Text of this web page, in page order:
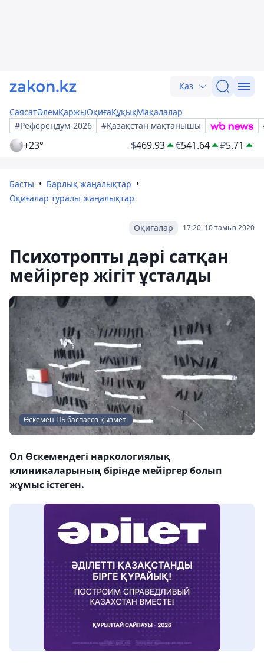
Қаз
СаясатӘлемҚаржыОқиғаҚұқықМақалалар
#Референдум-2026
#Қазақстан мақтанышы
+23° $469.93 €541.64 ₽5.71
Басты
Барлық жаңалықтар
Оқиғалар туралы жаңалықтар
17:20, 10 тамыз 2020
Оқиғалар
Психотропты дәрі сатқан
мейіргер жігіт ұсталды
Өскемен ПБ баспасөз қызметі
Ол Өскемендегі наркологиялық
клиникаларының бірінде мейіргер болып
жұмыс істеген.